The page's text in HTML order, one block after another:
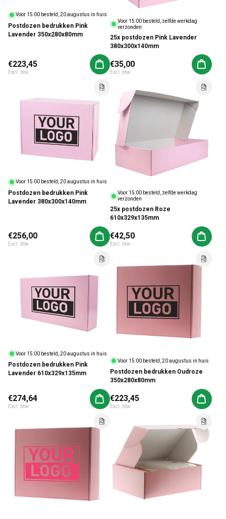
Voor 15:00 besteld, 20 augustus in huis
Postdozen bedrukken Pink
Lavender 350x280x80mm
Normale prijs
€223,45
Excl. btw
Aan winkelwagen toevoegen
Voor 15:00 besteld, zelfde werkdag
verzonden
25x postdozen Pink Lavender
380x300x140mm
Normale prijs
€35,00
Excl. btw
Aan
Voor 15:00 besteld, 20 augustus in huis
Postdozen bedrukken Pink
Lavender 380x300x140mm
Normale prijs
€256,00
Excl. btw
Aan winkelwagen toevoegen
Voor 15:00 besteld, zelfde werkdag
verzonden
25x postdozen Roze
610x329x135mm
Normale prijs
€42,50
Excl. btw
Aan
Voor 15:00 besteld, 20 augustus in huis
Postdozen bedrukken Pink
Lavender 610x329x135mm
Normale prijs
€274,64
Excl. btw
Aan winkelwagen toevoegen
Voor 15:00 besteld, 20 augustus in huis
Postdozen bedrukken Oudroze
350x280x80mm
Normale prijs
€223,45
Excl. btw
Aan